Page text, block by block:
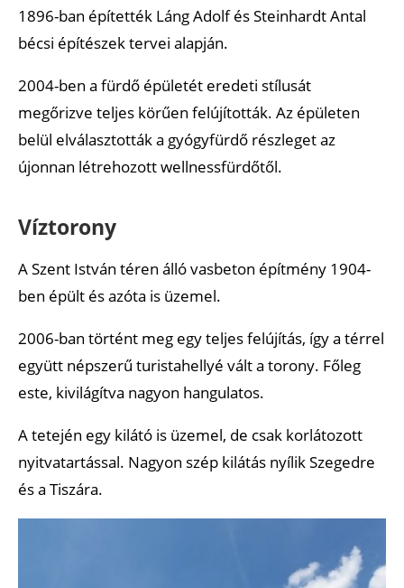
1896-ban építették Láng Adolf és Steinhardt Antal
bécsi építészek tervei alapján.
2004-ben a fürdő épületét eredeti stílusát
megőrizve teljes körűen felújították. Az épületen
belül elválasztották a gyógyfürdő részleget az
újonnan létrehozott wellnessfürdőtől.
Víztorony
A Szent István téren álló vasbeton építmény 1904-
ben épült és azóta is üzemel.
2006-ban történt meg egy teljes felújítás, így a térrel
együtt népszerű turistahellyé vált a torony. Főleg
este, kivilágítva nagyon hangulatos.
A tetején egy kilátó is üzemel, de csak korlátozott
nyitvatartással. Nagyon szép kilátás nyílik Szegedre
és a Tiszára.